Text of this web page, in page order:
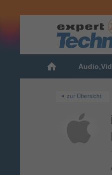
zur Übersicht